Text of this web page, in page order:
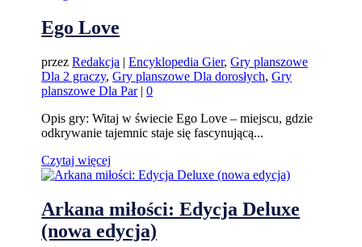
Ego Love
przezRedakcja |Encyklopedia Gier,Gry planszowe
Dla 2 graczy,Gry planszowe Dla dorosłych,Gry
planszowe Dla Par|0
Opis gry: Witaj w świecie Ego Love – miejscu, gdzie
odkrywanie tajemnic staje się fascynującą...
Czytaj więcej
Arkana miłości: Edycja Deluxe
(nowa edycja)